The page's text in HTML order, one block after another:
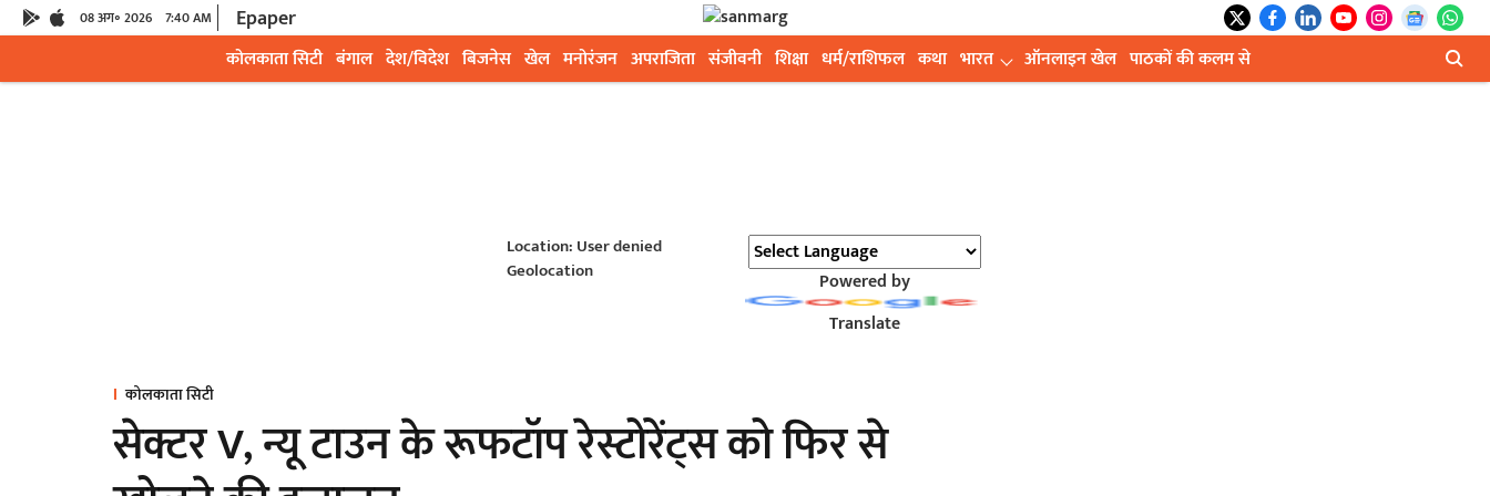
08 अग॰ 2026 7:40 AM Epaper
कोलकाता सिटी बंगाल देश/विदेश बिजनेस खेल मनोरंजन अपराजिता संजीवनी शिक्षा धर्म/राशिफल कथा भारत ऑनलाइन खेल पाठकों की कलम से
Location: User denied
Geolocation
Powered by
Translate
कोलकाता सिटी
सेक्टर V, न्यू टाउन के रूफटॉप रेस्टोरेंट्स को फिर से